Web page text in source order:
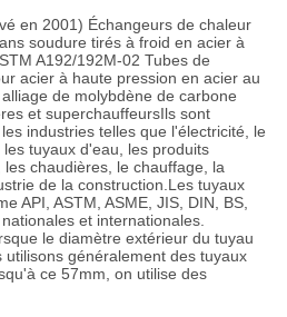
en 2001) Échangeurs de chaleur
soudure tirés à froid en acier à
A192/192M-02 Tubes de
acier à haute pression en acier au
de molybdène de carbone
et superchauffeursIls sont
industries telles que l'électricité, le
tuyaux d'eau, les produits
chaudières, le chauffage, la
de la construction.Les tuyaux
API, ASTM, ASME, JIS, DIN, BS,
et internationales.
le diamètre extérieur du tuyau
généralement des tuyaux
ce 57mm, on utilise des